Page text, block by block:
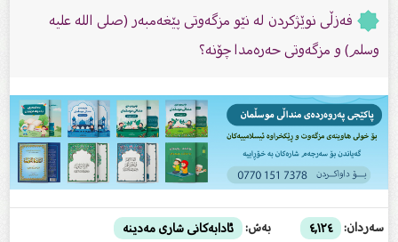
فەزڵی نوێژكردن لە نێو مزگەوتی پێغەمبەر (صلى الله عليه
وسلم) و مزگەوتی حەرەمدا چۆنە؟
سەردان: ٤,١٢٤ بەش: ئادابەکانى شارى مەدینە